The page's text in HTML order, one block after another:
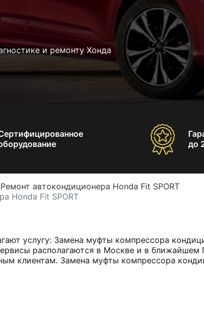
и ремонту Хонда
до
Ремонт автокондиционера Honda Fit SPORT
Honda Fit SPORT
услугу: Замена муфты компрессора
располагаются в Москве и в
клиентам. Замена муфты компрессора